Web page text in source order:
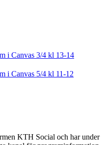
i Canvas 3/4 kl 13-14
i Canvas 5/4 kl 11-12
KTH Social och har under